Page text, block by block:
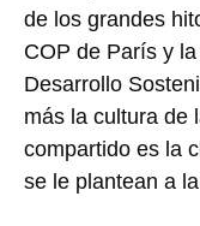
de los grandes
COP de París y
Desarrollo
más la cultura de
compartido es la
se le plantean a